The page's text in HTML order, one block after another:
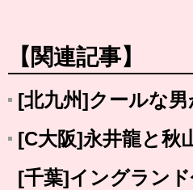
【関連記事】
[北九州]クールな
[C大阪]永井龍と秋
[千葉]イングラン